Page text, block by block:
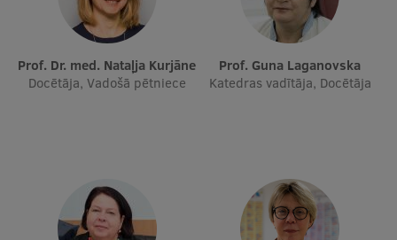
Prof. Dr. med. Nataļja Kurjāne
Docētāja, Vadošā pētniece
Prof. Guna Laganovska
Katedras vadītāja, Docētāja